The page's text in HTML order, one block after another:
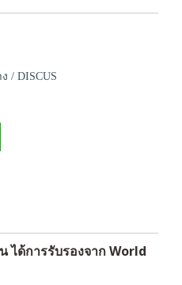
/ DISCUS
ได้การรับรองจาก World